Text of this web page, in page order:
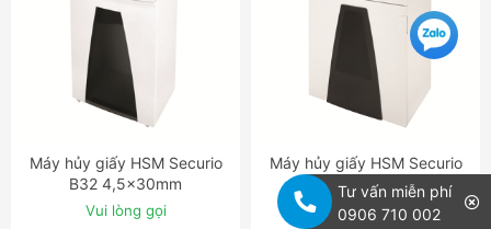
ĐẶT NGAY
Máy hủy giấy HSM Securio
B32 4,5x30mm
Vui lòng gọi
ĐẶT NGAY
Máy hủy giấy HSM Securio
B35 3,9mm
Vui lòng gọi
Tư vấn miễn phí
0906 710 002